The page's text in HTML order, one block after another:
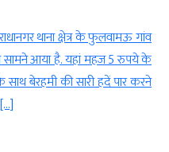
होली कॉन्वेंट स्कूल में शुक्रवार
मच गया, जब धर्म परिवर्तन के
ने स्कूल परिसर में घुसकर जोरदार
और “धर्म परिवर्तन नहीं चलेगा” के